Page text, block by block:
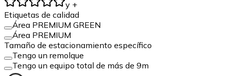
y +
Etiquetas de calidad
Área PREMIUM GREEN
Área PREMIUM
Tamaño de estacionamiento específico
Tengo un remolque
Tengo un equipo total de más de 9m